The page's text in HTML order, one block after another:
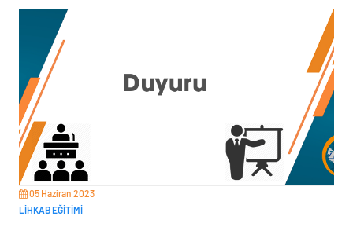
05 Haziran 2023
LİHKAB EĞİTİMİ